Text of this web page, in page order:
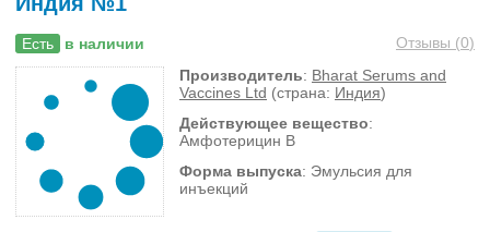
Есть в наличии Отзывы (0)
Производитель: Bharat Serums and
Vaccines Ltd (страна: Индия)
Действующее вещество:
Амфотерицин В
Форма выпуска: Эмульсия для
инъекций